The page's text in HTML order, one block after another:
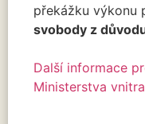
překážku výkonu
svobody z
Další informace
Ministerstva